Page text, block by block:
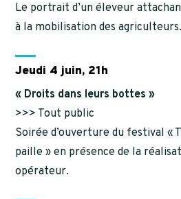
Le portrait d’un éleveur
à la mobilisation des agriculteurs.
Jeudi 4 juin, 21h
« Droits dans leurs bottes »
>>> Tout public
Soirée d’ouverture du festival «
paille » en présence de la
opérateur.